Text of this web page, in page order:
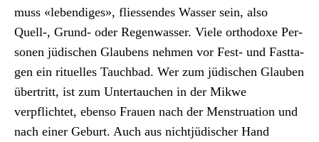
muss «lebendi­ges», fliessendes Wass­er sein, also
Quell‑, Grund- oder Regen­wass­er. Viele ortho­doxe Per­
so­n­en jüdis­chen Glaubens nehmen vor Fest- und Fast­ta­
gen ein rit­uelles Tauch­bad. Wer zum jüdis­chen Glauben
über­tritt, ist zum Unter­tauchen in der Mik­we
verpflichtet, eben­so Frauen nach der Men­stru­a­tion und
nach ein­er Geburt. Auch aus nichtjüdis­ch­er Hand